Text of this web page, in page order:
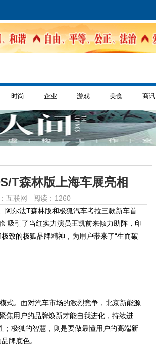
时尚 企业 游戏 美食 商讯
T森林版上海车展亮相
互联网 阅读：1260
阿尔法T森林版和极狐汽车考拉三款新车首
”吸引了当红实力演员王凯前来倾力助阵，印
致的极狐品牌精神，为用户带来了“生而破
式。面对汽车市场的激烈竞争，北京新能源
焦用户的品牌焕新才能自我进化，持续进
；极狐的智慧，则是要做最懂用户的高端新
牌底色。